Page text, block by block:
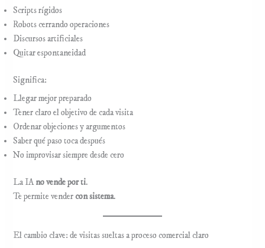
Scripts rígidos
Robots cerrando operaciones
Discursos artificiales
Quitar espontaneidad
Significa:
Llegar mejor preparado
Tener claro el objetivo de cada visita
Ordenar objeciones y argumentos
Saber qué paso toca después
No improvisar siempre desde cero
La IAno vende por ti.
Te permite vendercon sistema.
El cambio clave: de visitas sueltas a proceso comercial claro